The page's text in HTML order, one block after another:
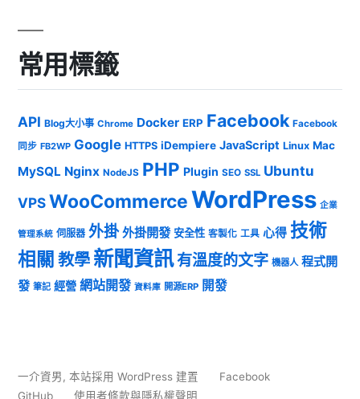
常用標籤
API Blog大小事 Chrome Docker ERP Facebook Facebook
同步 FB2WP Google HTTPS iDempiere JavaScript Linux Mac
MySQL Nginx NodeJS PHP Plugin SEO SSL Ubuntu
VPSWooCommerceWordPress 企業
管理系統 伺服器 外掛 外掛開發 安全性 客製化 工具 心得 技術
相關 教學 新聞資訊有溫度的文字 機器人 程式開
發 筆記 經營 網站開發 資料庫 開源ERP 開發
一介資男, 本站採用 WordPress 建置
Facebook
GitHub
使用者條款與隱私權聲明